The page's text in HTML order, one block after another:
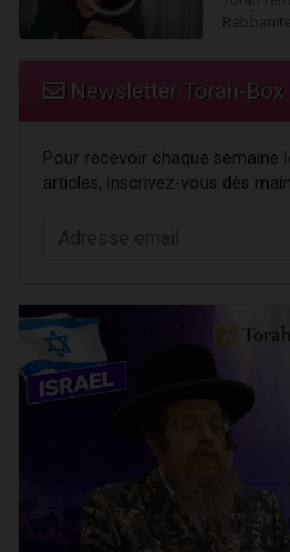
Newsletter Torah-
Pour recevoir chaque semaine
articles, inscrivez-vous dès